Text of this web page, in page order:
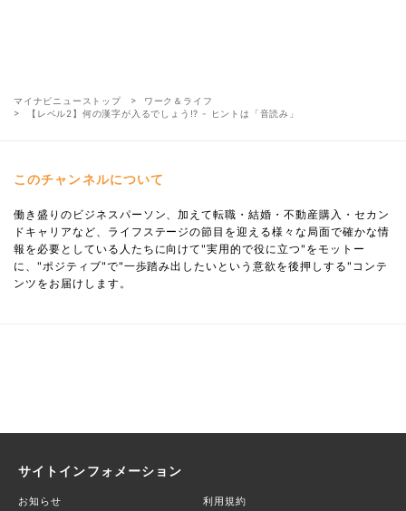
マイナビニューストップ
ワーク＆ライフ
【レベル2】何の漢字が入るでしょう!? - ヒントは「音読み」
このチャンネルについて
働き盛りのビジネスパーソン、加えて転職・結婚・不動産購入・セカン
ドキャリアなど、ライフステージの節目を迎える様々な局面で確かな情
報を必要としている人たちに向けて"実用的で役に立つ"をモットー
に、"ポジティブ"で"一歩踏み出したいという意欲を後押しする"コンテ
ンツをお届けします。
サイトインフォメーション
お知らせ 利用規約